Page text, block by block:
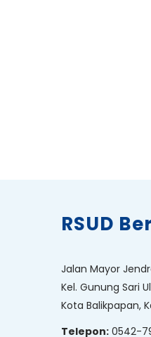
RSUD
Jalan Mayor
Kel. Gunung Sari
Kota Balikpapan,
Telepon: 0542-